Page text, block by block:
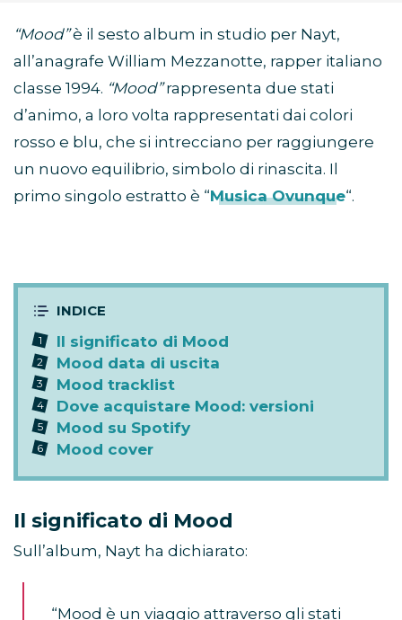
“Mood”è il sesto album in studio per Nayt,
all’anagrafe William Mezzanotte, rapper italiano
classe 1994. “Mood”rappresenta due stati
d’animo, a loro volta rappresentati dai colori
rosso e blu, che si intrecciano per raggiungere
un nuovo equilibrio, simbolo di rinascita. Il
primo singolo estratto è “Musica Ovunque“.
Il significato di Mood
Mood data di uscita
Mood tracklist
Dove acquistare Mood: versioni
Mood su Spotify
Mood cover
Il significato di Mood
Sull’album, Nayt ha dichiarato:
“Mood è un viaggio attraverso gli stati